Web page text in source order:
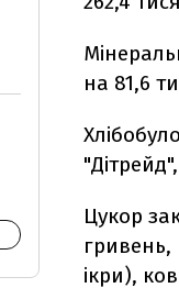
на 81,6
Цукор
гривень,
ікри),